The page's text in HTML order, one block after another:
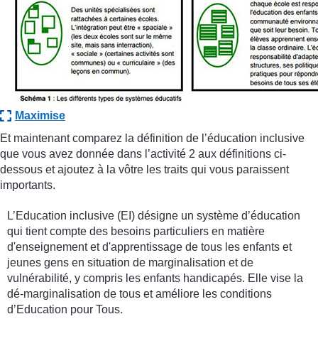
Maximise
Et maintenant comparez la définition de l’éducation inclusive
que vous avez donnée dans l’activité 2 aux définitions ci-
dessous et ajoutez à la vôtre les traits qui vous paraissent
importants.
L’Education inclusive (EI) désigne un système d’éducation
qui tient compte des besoins particuliers en matière
d'enseignement et d'apprentissage de tous les enfants et
jeunes gens en situation de marginalisation et de
vulnérabilité, y compris les enfants handicapés. Elle vise la
dé-marginalisation de tous et améliore les conditions
d’Education pour Tous.